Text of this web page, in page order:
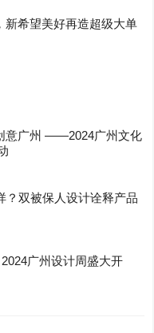
新希望美好再造超级大单
意广州 ——2024广州文化
？双被保人设计诠释产品
广州设计周盛大开